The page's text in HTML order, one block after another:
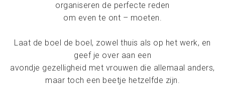
organiseren de perfecte reden
om even te ont – moeten.
Laat de boel de boel, zowel thuis als op het werk, en
geef je over aan een
avondje gezelligheid met vrouwen die allemaal anders,
maar toch een beetje hetzelfde zijn.